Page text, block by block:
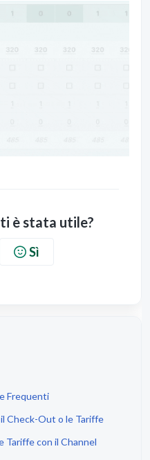
è stata utile?
Sì
Frequenti
Check-Out o le Tariffe
Tariffe con il Channel